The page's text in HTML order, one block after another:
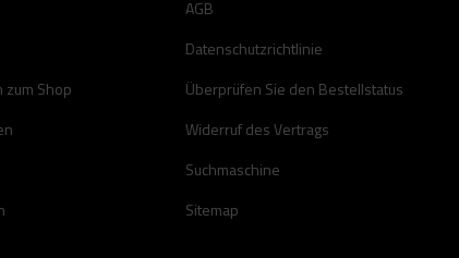
Shop
AGB
Datenschutzrichtlinie
Überprüfen Sie den Bestellstatus
Widerruf des Vertrags
Suchmaschine
Sitemap